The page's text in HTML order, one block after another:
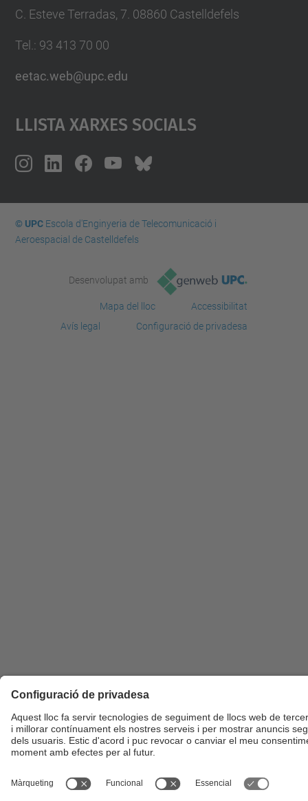
C. Esteve Terradas, 7. 08860 Castelldefels
Tel.: 93 413 70 00
eetac.web@upc.edu
Llista Xarxes Socials
© UPCEscola d'Enginyeria de Telecomunicació i
Aeroespacial de Castelldefels
Desenvolupat amb
Mapa del lloc
Accessibilitat
Avís legal
Configuració de privadesa